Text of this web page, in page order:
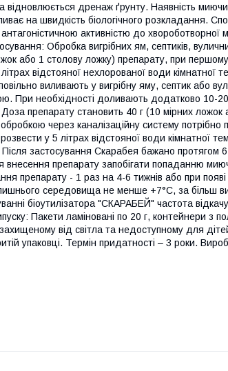
дренаж ґрунту. Наявність
на швидкість біологічного розкладання.
активністю до хвороботворної
Обробка вигрібних ям, септиків,
або 1 столову ложку) препарату, при першому
відстояної нехлорованої води кімнатної
виливають у вигрібну яму, септик або
При необхідності доливають додатково 10-20
препарату становить 40 г (10 мірних ложок
через каналізаційну систему потрібно
у 5 літрах відстояної води кімнатної
застосування Скарабея бажано протягом
внесення препарату запобігати попаданню
препарату - 1 раз на 4-6 тижнів або при
середовища не менше +7°С, за більш
біоутилізатора "СКАРАБЕЙ" частота
Пакети ламіновані по 20 г, контейнери з
від світла та недоступному для
упаковці. Термін придатності – 3 роки.